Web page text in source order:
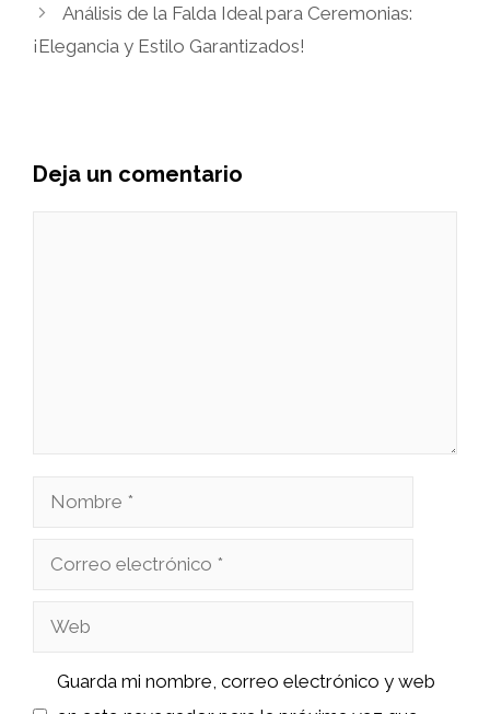
Análisis de la Falda Ideal para Ceremonias:
¡Elegancia y Estilo Garantizados!
Deja un comentario
Nombre
Correo
Web
Guarda mi nombre, correo electrónico y web